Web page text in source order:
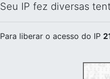
Seu IP fez diversas
Para liberar o acesso do IP